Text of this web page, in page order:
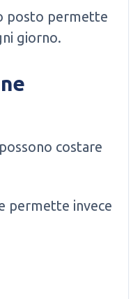
posto permette
giorno.
costare
permette invece